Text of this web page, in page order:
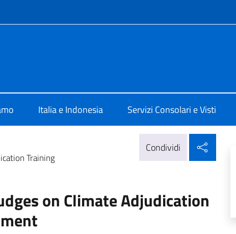
Italia e Indonesia Servizi Consolari e Visti
Training
Condividi
on Climate Adjudication